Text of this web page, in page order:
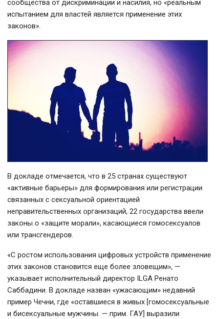
сообщества от дискриминации и насилия, но «реальным
испытанием для властей является применение этих
законов».
В докладе отмечается, что в 25 странах существуют
«активные барьеры» для формирования или регистрации
связанных с сексуальной ориентацией
неправительственных организаций, 22 государства ввели
законы о «защите морали», касающиеся гомосексуалов
или трансгендеров.
«С ростом использования цифровых устройств применение
этих законов становится еще более зловещим», —
указывает исполнительный директор ILGA Ренато
Саббадини. В докладе назван «ужасающим» недавний
пример Чечни, где «оставшиеся в живых [гомосексуальные
и бисексуальные мужчины. — прим. ГАУ] выразили